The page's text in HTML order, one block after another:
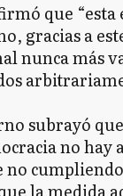
que “esta
gracias a
nunca más
subrayó
no hay
no
la medida